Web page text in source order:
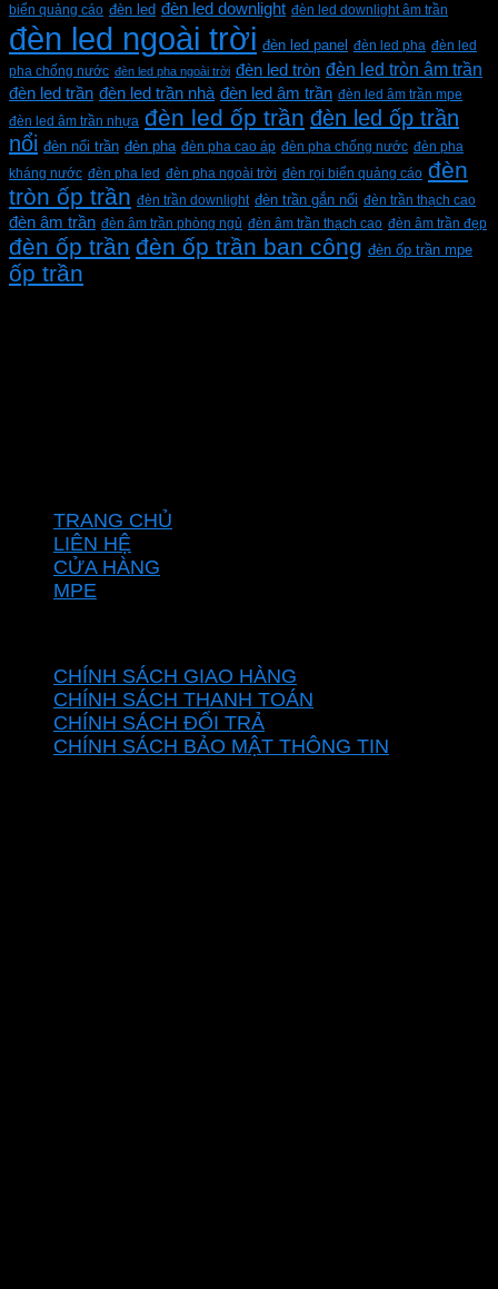
biển quảng cáo đèn led đèn led downlight đèn led downlight âm trần
đèn led ngoài trời đèn led panel đèn led pha đèn led
pha chống nước đèn led pha ngoài trời đèn led tròn đèn led tròn âm trần
đèn led trần đèn led trần nhà đèn led âm trần đèn led âm trần mpe
đèn led âm trần nhựa đèn led ốp trần đèn led ốp trần
nổi đèn nổi trần đèn pha đèn pha cao áp đèn pha chống nước đèn pha
kháng nước đèn pha led đèn pha ngoài trời đèn rọi biển quảng cáo đèn
tròn ốp trần đèn trần downlight đèn trần gắn nổi đèn trần thạch cao
đèn âm trần đèn âm trần phòng ngủ đèn âm trần thạch cao đèn âm trần đẹp
đèn ốp trần đèn ốp trần ban công đèn ốp trần mpe
ốp trần
TRANG CHỦ
LIÊN HỆ
CỬA HÀNG
MPE
CHÍNH SÁCH GIAO HÀNG
CHÍNH SÁCH THANH TOÁN
CHÍNH SÁCH ĐỔI TRẢ
CHÍNH SÁCH BẢO MẬT THÔNG TIN